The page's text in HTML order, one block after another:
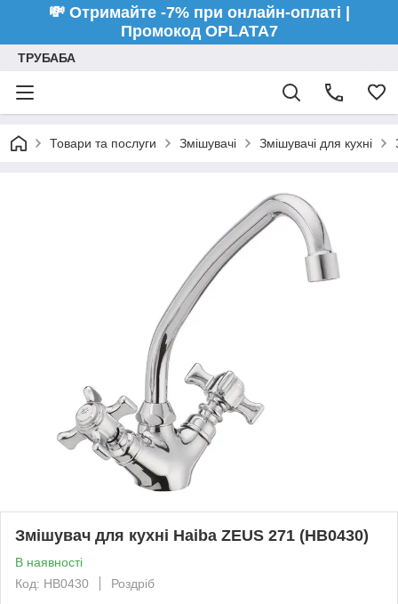
💸 Отримайте -7% при онлайн-оплаті |
Промокод OPLATA7
ТРУБАБА
Товари та послуги Змішувачі Змішувачі для кухні
Змішувач для кухні Haiba ZEUS 271 (HB0430)
В наявності
Код: HB0430
Роздріб